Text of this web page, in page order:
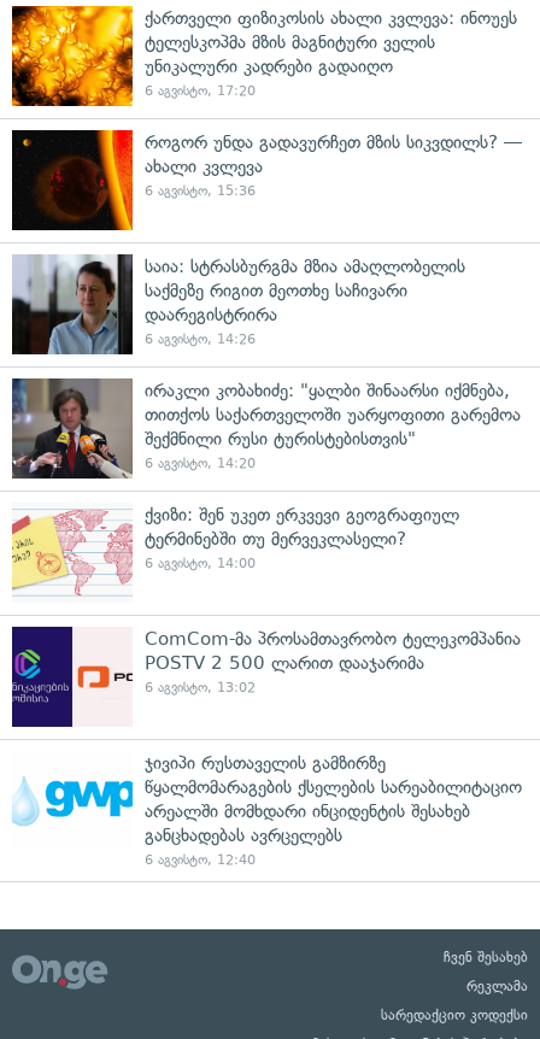
ქართველი ფიზიკოსის ახალი კვლევა: ინოუეს
ტელესკოპმა მზის მაგნიტური ველის
უნიკალური კადრები გადაიღო
6 აგვისტო, 17:20
როგორ უნდა გადავურჩეთ მზის სიკვდილს? —
ახალი კვლევა
6 აგვისტო, 15:36
საია: სტრასბურგმა მზია ამაღლობელის
საქმეზე რიგით მეოთხე საჩივარი
დაარეგისტრირა
6 აგვისტო, 14:26
ირაკლი კობახიძე: "ყალბი შინაარსი იქმნება,
თითქოს საქართველოში უარყოფითი გარემოა
შექმნილი რუსი ტურისტებისთვის"
6 აგვისტო, 14:20
ქვიზი: შენ უკეთ ერკვევი გეოგრაფიულ
ტერმინებში თუ მერვეკლასელი?
6 აგვისტო, 14:00
ComCom-მა პროსამთავრობო ტელეკომპანია
POSTV 2 500 ლარით დააჯარიმა
6 აგვისტო, 13:02
ჯივიპი რუსთაველის გამზირზე
წყალმომარაგების ქსელების სარეაბილიტაციო
არეალში მომხდარი ინციდენტის შესახებ
განცხადებას ავრცელებს
6 აგვისტო, 12:40
ჩვენ შესახებ
რეკლამა
სარედაქციო კოდექსი